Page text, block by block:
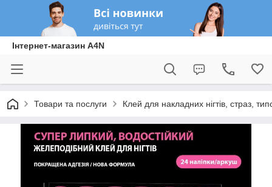
Інтернет-магазин A4N
Товари та послуги Клей для накладних нігтів, страз,